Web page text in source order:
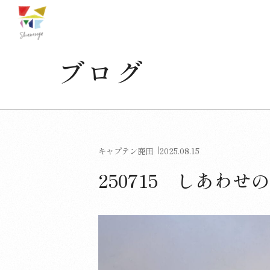
ブログ
キャプテン鹿田 2025.08.15
250715 しあわせ